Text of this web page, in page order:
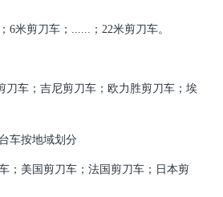
6米剪刀车；......；22米剪刀车。
刀车；吉尼剪刀车；欧力胜剪刀车；埃
车按地域划分
；美国剪刀车；法国剪刀车；日本剪